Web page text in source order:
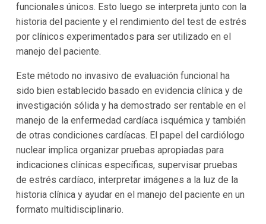
funcionales únicos. Esto luego se interpreta junto con la
historia del paciente y el rendimiento del test de estrés
por clínicos experimentados para ser utilizado en el
manejo del paciente.
Este método no invasivo de evaluación funcional ha
sido bien establecido basado en evidencia clínica y de
investigación sólida y ha demostrado ser rentable en el
manejo de la enfermedad cardíaca isquémica y también
de otras condiciones cardíacas. El papel del cardiólogo
nuclear implica organizar pruebas apropiadas para
indicaciones clínicas específicas, supervisar pruebas
de estrés cardíaco, interpretar imágenes a la luz de la
historia clínica y ayudar en el manejo del paciente en un
formato multidisciplinario.